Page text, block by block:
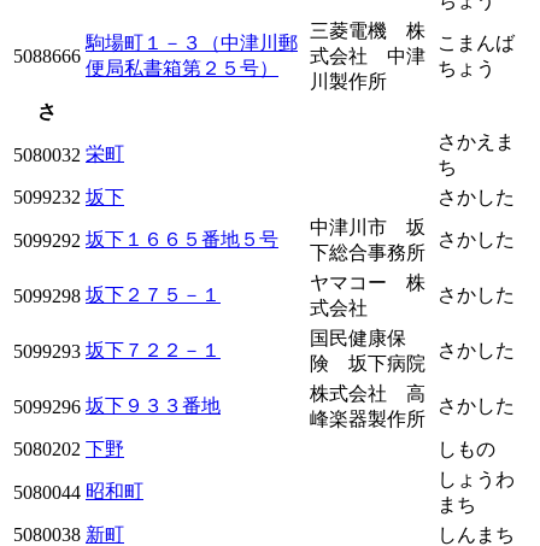
5088666
駒場町１－３（中津川郵
便局私書箱第２５号）
三菱電機 株
式会社 中津
川製作所
こまんば
ちょう
さ
5080032 栄町
さかえま
ち
5099232 坂下 さかした
5099292 坂下１６６５番地５号
中津川市 坂
下総合事務所
さかした
5099298 坂下２７５－１
ヤマコー 株
式会社
さかした
5099293 坂下７２２－１
国民健康保
険 坂下病院
さかした
5099296 坂下９３３番地
株式会社 高
峰楽器製作所
さかした
5080202 下野 しもの
5080044 昭和町
しょうわ
まち
5080038 新町
しんまち